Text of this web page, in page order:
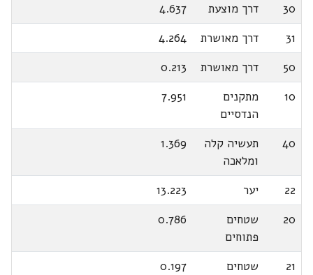
30
דרך מוצעת
4.637
31
דרך מאושרת
4.264
50
דרך מאושרת
0.213
10
מתקנים
הנדסיים
7.951
40
תעשיה קלה
ומלאכה
1.369
22 יער
13.223
20
שטחים
פתוחים
0.786
21
שטחים
0.197